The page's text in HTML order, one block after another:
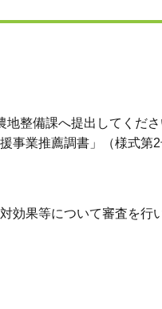
整備課へ提出してくださ
事業推薦調書」（様式第
効果等について審査を行